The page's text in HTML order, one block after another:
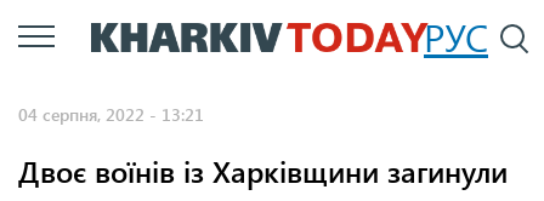
Перейти
до
РУС
04 серпня, 2022 - 13:21
Двоє воїнів із Харківщини загинули